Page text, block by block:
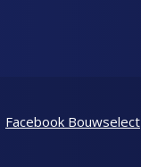
Facebook Bouwselect